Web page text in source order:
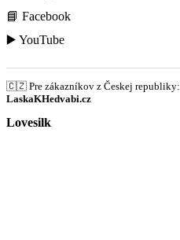
📘 Facebook
▶️ YouTube
🇨🇿 Pre zákazníkov z Českej republiky:
LaskaKHedvabi.cz
Lovesilk